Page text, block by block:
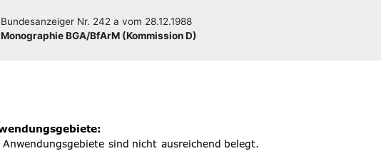
Bun­des­an­zei­ger Nr. 242 a vom 28.12.1988
Mono­gra­phie BGA/​​BfArM (Kom­mis­si­on D)